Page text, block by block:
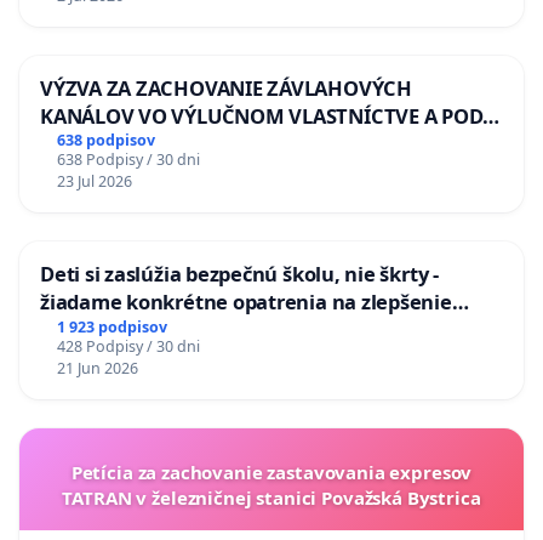
VÝZVA ZA ZACHOVANIE ZÁVLAHOVÝCH
KANÁLOV VO VÝLUČNOM VLASTNÍCTVE A POD
KONTROLOU SLOVENSKEJ REPUBLIKY & žiadosť
na riešenie zanedbaného stavu závlahových a
odvodňovacích kanálov na Slovensku
638 podpisov
638 Podpisy / 30 dni
23 Jul 2026
Deti si zaslúžia bezpečnú školu, nie škrty -
žiadame konkrétne opatrenia na zlepšenie
situácie v školstve
1 923 podpisov
428 Podpisy / 30 dni
21 Jun 2026
Petícia za zachovanie zastavovania expresov
TATRAN v železničnej stanici Považská Bystrica